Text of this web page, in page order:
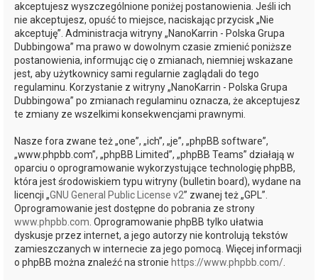
akceptujesz wyszczególnione poniżej postanowienia. Jeśli ich
nie akceptujesz, opuść to miejsce, naciskając przycisk „Nie
akceptuję”. Administracja witryny „NanoKarrin - Polska Grupa
Dubbingowa” ma prawo w dowolnym czasie zmienić poniższe
postanowienia, informując cię o zmianach, niemniej wskazane
jest, aby użytkownicy sami regularnie zaglądali do tego
regulaminu. Korzystanie z witryny „NanoKarrin - Polska Grupa
Dubbingowa” po zmianach regulaminu oznacza, że akceptujesz
te zmiany ze wszelkimi konsekwencjami prawnymi.
Nasze fora zwane też „one”, „ich”, „je”, „phpBB software”,
„www.phpbb.com”, „phpBB Limited”, „phpBB Teams” działają w
oparciu o oprogramowanie wykorzystujące technologię phpBB,
która jest środowiskiem typu witryny (bulletin board), wydane na
licencji „GNU General Public License v2” zwanej też „GPL”.
Oprogramowanie jest dostępne do pobrania ze strony
www.phpbb.com. Oprogramowanie phpBB tylko ułatwia
dyskusje przez internet, a jego autorzy nie kontrolują tekstów
zamieszczanych w internecie za jego pomocą. Więcej informacji
o phpBB można znaleźć na stronie https://www.phpbb.com/.